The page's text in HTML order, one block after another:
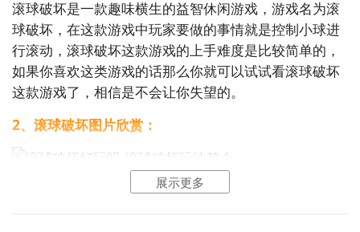
刷好游 上九游
立即下载
滚球破坏是一款趣味横生的益智休闲游戏，游戏名为滚
球破坏，在这款游戏中玩家要做的事情就是控制小球进
行滚动，滚球破坏这款游戏的上手难度是比较简单的，
如果你喜欢这类游戏的话那么你就可以试试看滚球破坏
这款游戏了，相信是不会让你失望的。
2、滚球破坏图片欣赏：
展示更多